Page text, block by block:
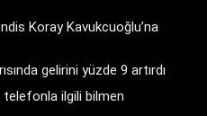
Koray Kavukcuoğlu’na
gelirini yüzde 9 artırdı
telefonla ilgili bilmen